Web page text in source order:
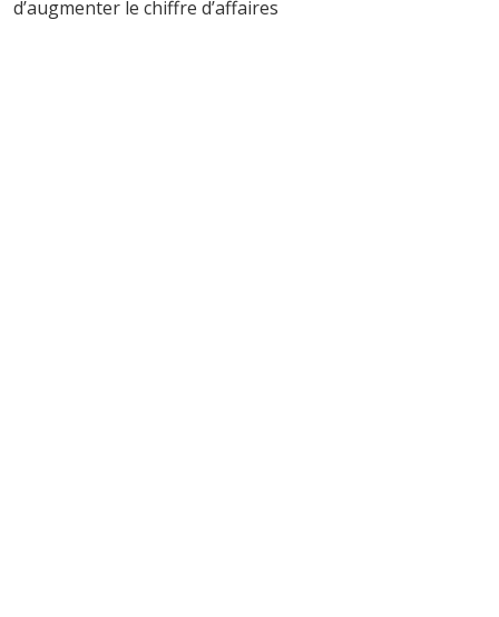
d’augmenter le chiffre d’affaires